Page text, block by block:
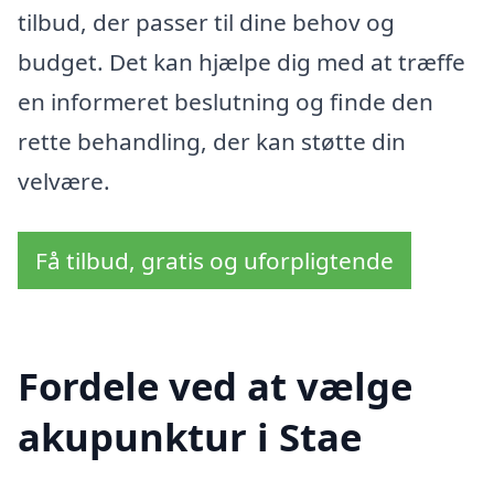
tilbud, der passer til dine behov og
budget. Det kan hjælpe dig med at træffe
en informeret beslutning og finde den
rette behandling, der kan støtte din
velvære.
Få tilbud, gratis og uforpligtende
Fordele ved at vælge
akupunktur i Stae